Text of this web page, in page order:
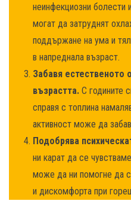
неинфекциозни болести
могат да затруднят
поддържане на ума и
в напреднала възраст.
Забавя естественото
възрастта. С годините
справя с топлина
активност може да
Подобрява
ни карат да се
може да ни помогне да
и дискомфорта при